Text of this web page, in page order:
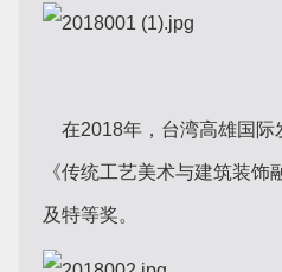
在2018年，台湾高雄国际
《传统工艺美术与建筑装
及特等奖。